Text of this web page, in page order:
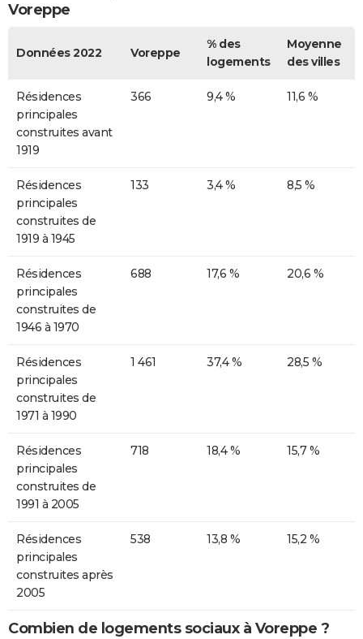
Voreppe
Données 2022 Voreppe
% des
logements
Moyenne
des villes
Résidences
principales
construites avant
1919
366 9,4 % 11,6 %
Résidences
principales
construites de
1919 à 1945
133 3,4 % 8,5 %
Résidences
principales
construites de
1946 à 1970
688 17,6 % 20,6 %
Résidences
principales
construites de
1971 à 1990
1 461 37,4 % 28,5 %
Résidences
principales
construites de
1991 à 2005
718 18,4 % 15,7 %
Résidences
principales
construites après
2005
538 13,8 % 15,2 %
Combien de logements sociaux à Voreppe ?